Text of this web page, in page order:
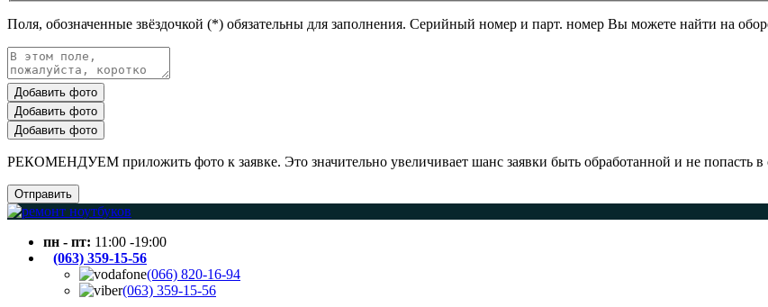
Поля, обозначенные звёздочкой (*) обязательны для заполнения. Серийный номер и парт. номер Вы можете найти на
Добавить фото
Добавить фото
Добавить фото
РЕКОМЕНДУЕМ приложить фото к заявке. Это значительно увеличивает шанс заявки быть обработанной и не попасть
Отправить
пн - пт: 11:00 -19:00
(063) 359-15-56
(066) 820-16-94
(063) 359-15-56